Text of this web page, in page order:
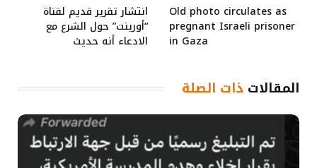
Old photo circulates as
pregnant Israeli prisoner
in Gaza
انتشار تقرير قديم لقناة
“أورينت” حول الشرع مع
الادعاء أنه حديث
المقالات ذات الصلة